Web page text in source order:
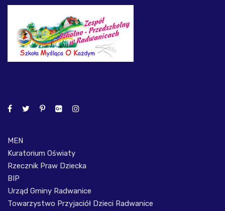
MEN
Kuratorium Oświaty
Rzecznik Praw Dziecka
BIP
Urząd Gminy Radwanice
Towarzystwo Przyjaciół Dzieci Radwanice